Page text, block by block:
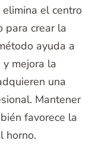
el centro
para crear la
ayuda a
mejora la
una
Mantener
favorece la
horno.